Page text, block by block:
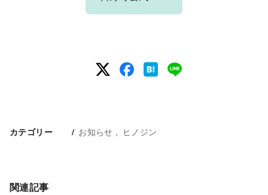
カテゴリー お知らせ ヒノジン
関連記事